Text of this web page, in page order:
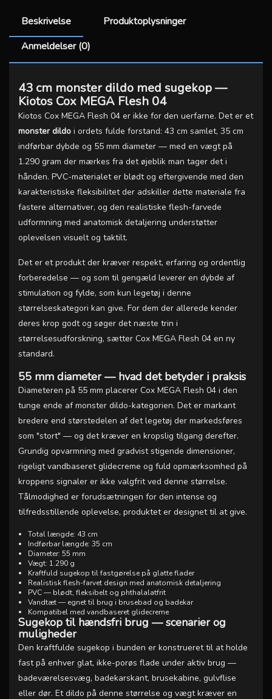
Beskrivelse
Produktoplysninger
Anmeldelser (0)
43 cm monster dildo med sugekop —
Kiotos Cox MEGA Flesh 04
Kiotos Cox MEGA Flesh 04 er ikke for den uerfarne. Det er et
monster dildo i ordets fulde forstand: 43 cm samlet, 35 cm
indførbar dybde og 55 mm diameter — med en vægt på
1.290 gram der mærkes fra det øjeblik man tager det i
hånden. PVC-materialet er blødt og eftergivende med den
karakteristiske fleksibilitet der adskiller dette materiale fra
fastere alternativer, og den realistiske flesh-farvede
udformning med anatomisk detaljering understøtter
oplevelsen visuelt og taktilt.
Det er et produkt der kræver respekt, erfaring og ordentlig
forberedelse — og som til gengæld leverer en dybde af
stimulation og fylde, som kun legetøj i denne
størrelseskategori kan give. For dem der allerede kender
deres krop godt og søger det næste trin i
størrelsesudforskning, sætter Cox MEGA Flesh 04 en ny
standard.
55 mm diameter — hvad det betyder i praksis
Diameteren på 55 mm placerer Cox MEGA Flesh 04 i den
tunge ende af monster dildo-kategorien. Det er markant
bredere end størstedelen af det legetøj der markedsføres
som "stort" — og det kræver en kropslig tilgang derefter.
Grundig opvarmning med gradvist stigende dimensioner,
rigeligt vandbaseret glidecreme og fuld opmærksomhed på
kroppens signaler er ikke valgfrit ved denne størrelse.
Tålmodighed er forudsætningen for den intense og
tilfredsstillende oplevelse, produktet er designet til at give.
Total længde: 43 cm
Indførbar længde: 35 cm
Diameter: 55 mm
Vægt: 1.290 g
Kraftfuld sugekop til fastgørelse på glatte flader
Realistisk flesh-farvet design med anatomisk detaljering
PVC — blødt, fleksibelt og phthalalatfrit
Vandtæt — egnet til brug i brusebad og badekar
Kompatibel med vandbaseret glidecreme
Sugekop til hændsfri brug — scenarier og
muligheder
Den kraftfulde sugekop i bunden er konstrueret til at holde
fast på enhver glat, ikke-porøs flade under aktiv brug —
badeværelsesvæg, badekarskant, brusekabine, gulvflise
eller dør. Et dildo på denne størrelse og vægt kræver en